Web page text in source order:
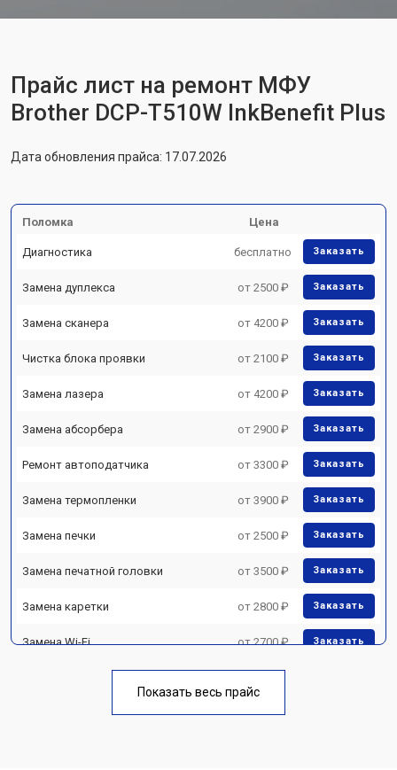
Прайс лист на ремонт МФУ
Brother DCP-T510W InkBenefit Plus
Дата обновления прайса: 17.07.2026
Поломка Цена
Диагностика бесплатно Заказать
Замена дуплекса от 2500 ₽ Заказать
Замена сканера от 4200 ₽ Заказать
Чистка блока проявки от 2100 ₽ Заказать
Замена лазера от 4200 ₽ Заказать
Замена абсорбера от 2900 ₽ Заказать
Ремонт автоподатчика от 3300 ₽ Заказать
Замена термопленки от 3900 ₽ Заказать
Замена печки от 2500 ₽ Заказать
Замена печатной головки от 3500 ₽ Заказать
Замена каретки от 2800 ₽ Заказать
Замена Wi-Fi от 2700 ₽ Заказать
от 3500 ₽
Показать весь прайс